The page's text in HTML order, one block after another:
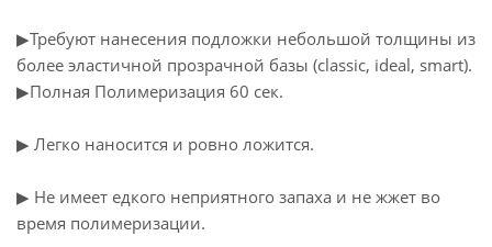
▶︎Требуют нанесения подложки небольшой толщины из
более эластичной прозрачной базы (classic, ideal, smart).
▶︎Полная Полимеризация 60 сек.
▶︎ Легко наносится и ровно ложится.
▶︎ Не имеет едкого неприятного запаха и не жжет во
время полимеризации.